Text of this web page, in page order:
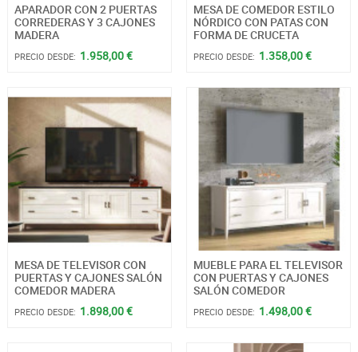
APARADOR CON 2 PUERTAS
CORREDERAS Y 3 CAJONES
MADERA
PRECIO DESDE: 1.958,00 €
MESA DE COMEDOR ESTILO
NÓRDICO CON PATAS CON
FORMA DE CRUCETA
PRECIO DESDE: 1.358,00 €
MESA DE TELEVISOR CON
PUERTAS Y CAJONES SALÓN
COMEDOR MADERA
PRECIO DESDE: 1.898,00 €
MUEBLE PARA EL TELEVISOR
CON PUERTAS Y CAJONES
SALÓN COMEDOR
PRECIO DESDE: 1.498,00 €